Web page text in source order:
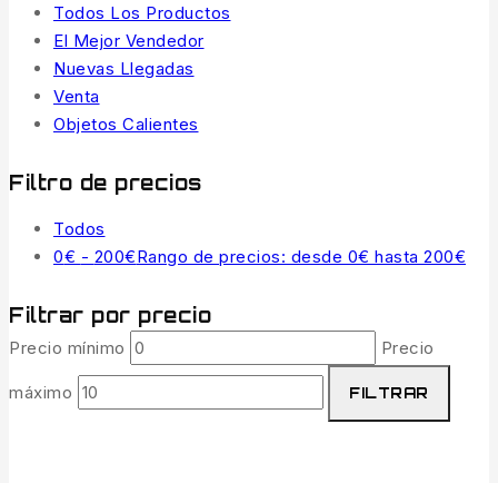
Todos Los Productos
El Mejor Vendedor
Nuevas Llegadas
Venta
Objetos Calientes
Filtro de precios
Todos
0€ - 200€Rango de precios: desde 0€ hasta 200€
Filtrar por precio
Precio mínimo Precio
máximo FILTRAR